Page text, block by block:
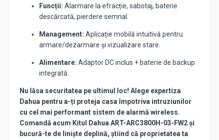
Funcții: Alarmare la efracție, sabotaj, baterie
descărcată, pierdere semnal.
Management: Aplicație mobilă intuitivă pentru
armare/dezarmare și vizualizare stare.
Alimentare: Adaptor DC inclus + baterie de backup
integrată.
Nu lăsa securitatea pe ultimul loc! Alege expertiza
Dahua pentru a-ți proteja casa împotriva intruziunilor
cu cel mai performant sistem de alarmă wireless.
Comandă acum Kitul Dahua ART-ARC3800H-03-FW2 și
bucură-te de liniște deplină, știind că proprietatea ta